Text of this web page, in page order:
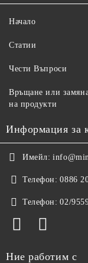
Начало
Статии
Чести Въпроси
Връщане или
на продукти
Информация за
Имейл:
Телефон: 0886
Телефон: 02/
Ние работим с